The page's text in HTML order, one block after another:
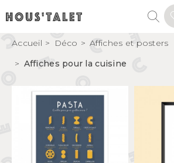
Accueil Déco
Affiches et posters
Affiches pour la cuisine